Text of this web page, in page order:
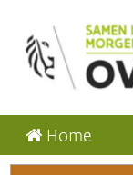
Home